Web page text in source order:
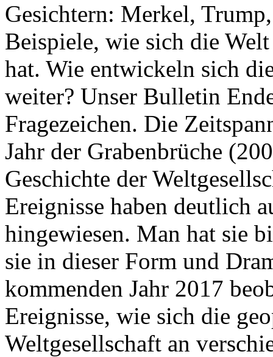
Gesichtern: Merkel,
Beispiele, wie sich die
hat. Wie entwickeln sich
weiter? Unser Bulletin
Fragezeichen. Die
Jahr der Grabenbrüche
Geschichte der
Ereignisse haben deutlich
hingewiesen. Man hat sie
sie in dieser Form und
kommenden Jahr 2017
Ereignisse, wie sich die
Weltgesellschaft an